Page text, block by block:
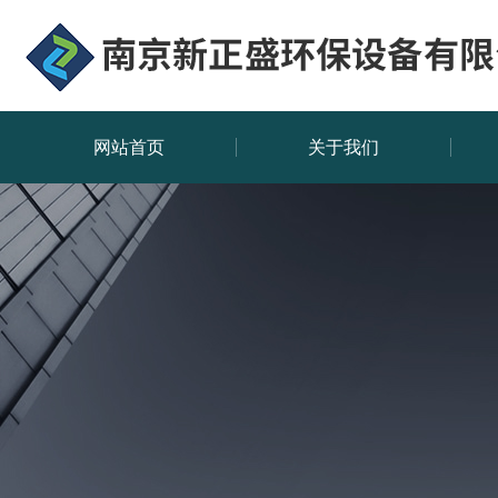
网站首页 关于我们